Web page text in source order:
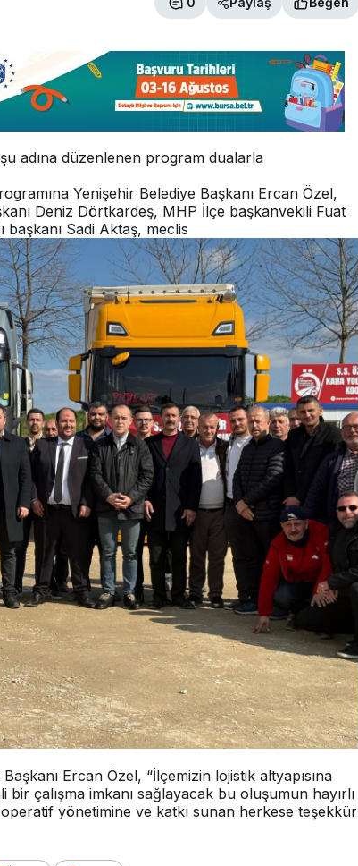
adına düzenlenen program dualarla
Yenişehir Belediye Başkanı Ercan Özel,
Deniz Dörtkardeş, MHP İlçe başkanvekili Fuat
başkanı Sadi Aktaş, meclis
Ercan Özel, “İlçemizin lojistik altyapısına
çalışma imkanı sağlayacak bu oluşumun hayırlı
yönetimine ve katkı sunan herkese teşekkür